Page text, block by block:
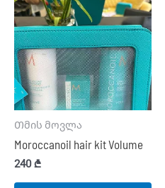
Თმის მოვლა
Moroccanoil hair kit Volume
240₾